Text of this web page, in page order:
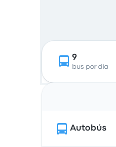
9
bus por día
Autobús